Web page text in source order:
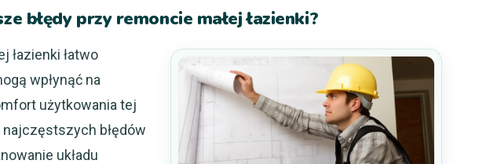
błędy przy remoncie małej łazienki?
łazienki łatwo
wpłynąć na
użytkowania tej
błędów
układu